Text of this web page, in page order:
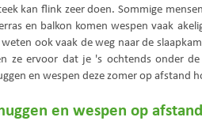
kan flink zeer doen. Sommige
en balkon komen wespen vaak
ook vaak de weg naar de
ze ervoor dat je 's ochtends onder
en wespen deze zomer op afstand
en wespen op